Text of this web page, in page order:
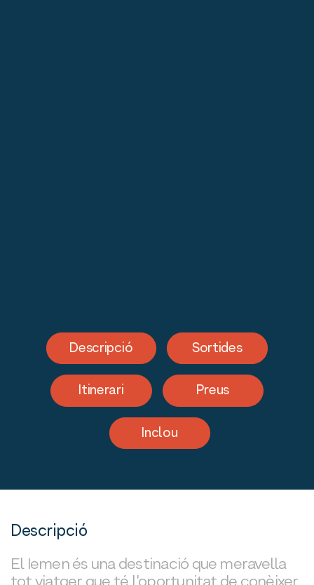
Descripció Sortides
Itinerari Preus
Inclou
Descripció
El Iemen és una destinació que meravella